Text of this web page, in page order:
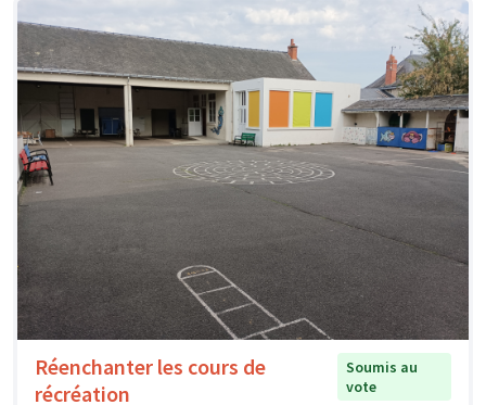
Réenchanter les cours de
récréation
Soumis au
vote